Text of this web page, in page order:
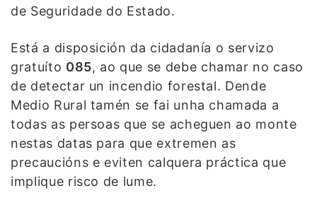
de Seguridade do Estado.
Está a disposición da cidadanía o servizo
gratuíto 085, ao que se debe chamar no caso
de detectar un incendio forestal. Dende
Medio Rural tamén se fai unha chamada a
todas as persoas que se acheguen ao monte
nestas datas para que extremen as
precaucións e eviten calquera práctica que
implique risco de lume.